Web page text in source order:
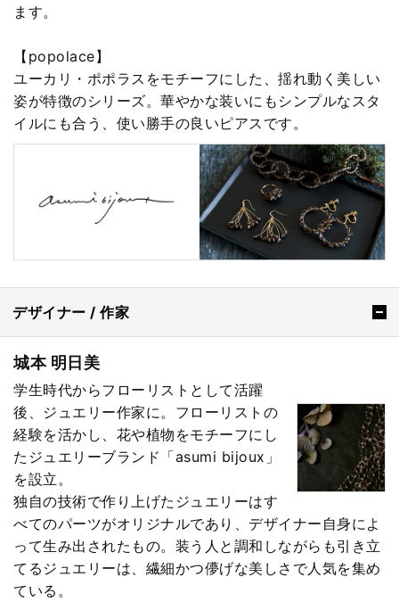
ます。
【popolace】
ユーカリ・ポポラスをモチーフにした、揺れ動く美しい
姿が特徴のシリーズ。華やかな装いにもシンプルなスタ
イルにも合う、使い勝手の良いピアスです。
デザイナー / 作家
城本 明日美
学生時代からフローリストとして活躍
後、ジュエリー作家に。フローリストの
経験を活かし、花や植物をモチーフにし
たジュエリーブランド「asumi bijoux」
を設立。
独自の技術で作り上げたジュエリーはす
べてのパーツがオリジナルであり、デザイナー自身によ
って生み出されたもの。装う人と調和しながらも引き立
てるジュエリーは、繊細かつ儚げな美しさで人気を集め
ている。